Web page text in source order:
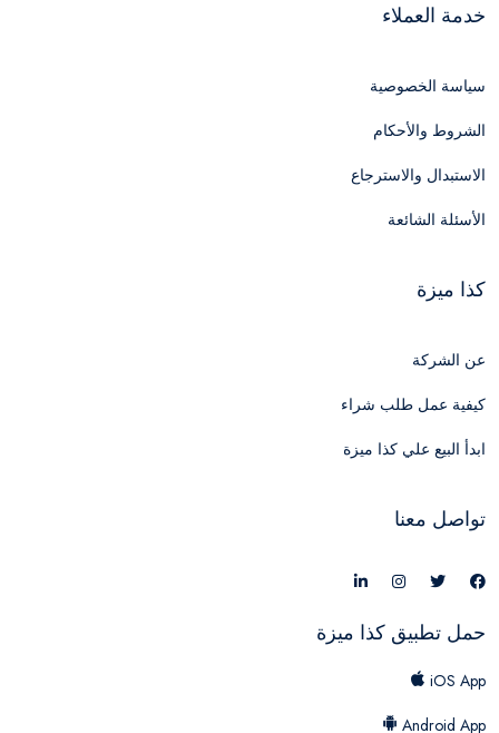
خدمة العملاء
سياسة الخصوصية
الشروط والأحكام
الاستبدال والاسترجاع
الأسئلة الشائعة
كذا ميزة
عن الشركة
كيفية عمل طلب شراء
ابدأ البيع علي كذا ميزة
تواصل معنا
حمل تطبيق كذا ميزة
iOS App
Android App